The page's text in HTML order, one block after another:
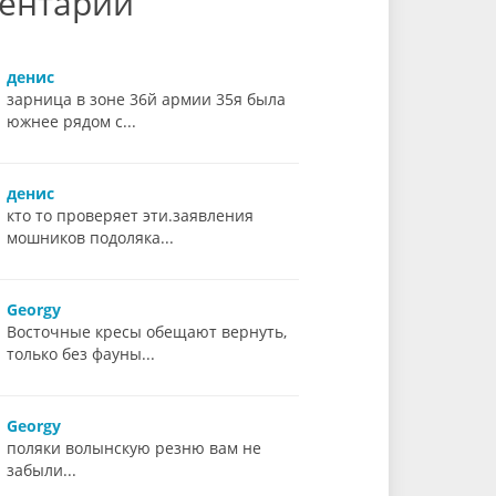
денис
зарница в зоне 36й армии 35я была
южнее рядом с...
денис
кто то проверяет эти.заявления
мошников подоляка...
Georgy
Восточные кресы обещают вернуть,
только без фауны...
Georgy
поляки волынскую резню вам не
забыли...